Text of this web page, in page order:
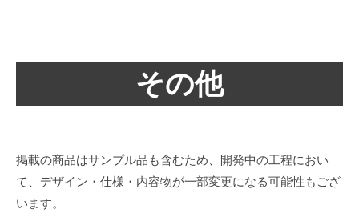
その他
掲載の商品はサンプル品も含むため、開発中の工程におい
て、デザイン・仕様・内容物が一部変更になる可能性もござ
います。